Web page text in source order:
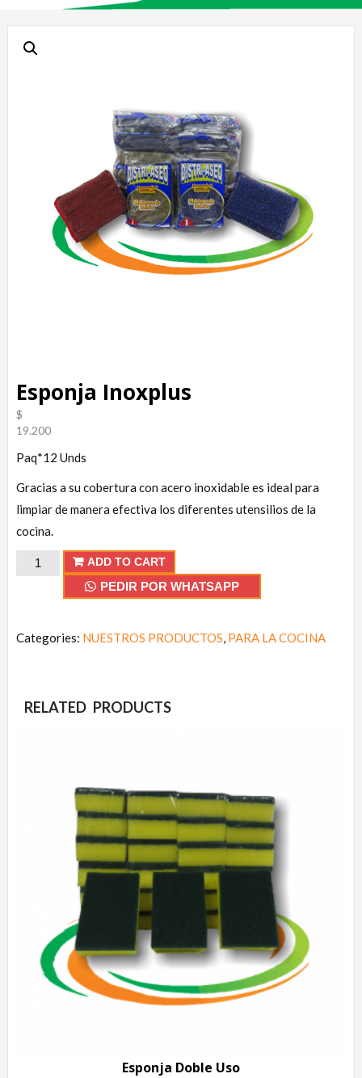
Esponja Inoxplus
$
19.200
Paq*12 Unds
Gracias a su cobertura con acero inoxidable es ideal para
limpiar de manera efectiva los diferentes utensilios de la
cocina.
Esponja
ADD TO CART
PEDIR POR WHATSAPP
Categories: NUESTROS PRODUCTOS, PARA LA COCINA
RELATED PRODUCTS
Esponja Doble Uso